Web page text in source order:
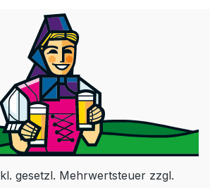
gesetzl. Mehrwertsteuer zzgl.